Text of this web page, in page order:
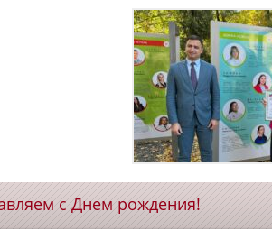
с Днем рождения!